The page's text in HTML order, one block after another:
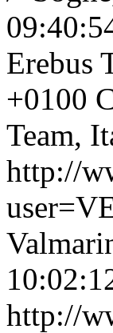
Erebus
+0100
Team,
http://
http://